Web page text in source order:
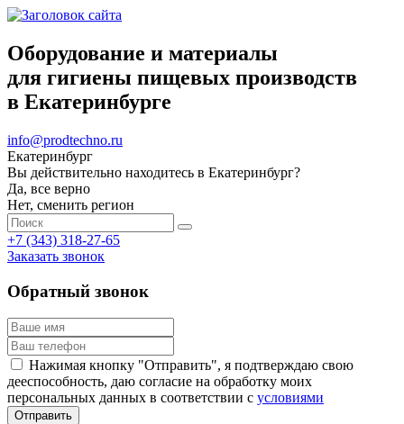
Оборудование и материалы
для гигиены пищевых производств
в Екатеринбурге
info@prodtechno.ru
Екатеринбург
Вы действительно находитесь в Екатеринбург?
Да, все верно
Нет, сменить регион
+7 (343) 318-27-65
Заказать звонок
Обратный звонок
Нажимая кнопку "Отправить", я подтверждаю свою
дееспособность, даю согласие на обработку моих
персональных данных в соответствии с условиями